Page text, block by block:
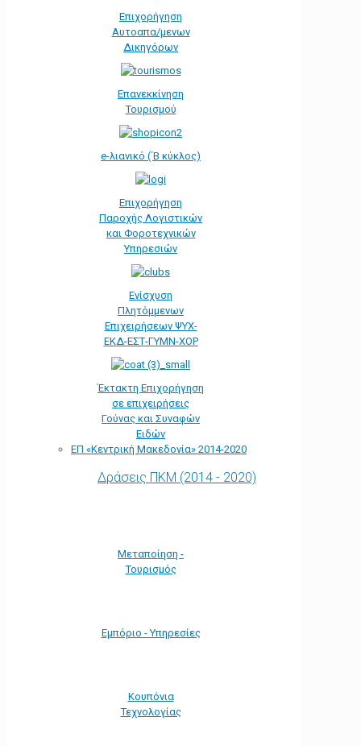
Επιχορήγηση
Αυτοαπα/μενων
Δικηγόρων
Επανεκκίνηση
Τουρισμού
e-λιανικό (΄Β κύκλος)
Επιχορήγηση
Παροχής Λογιστικών
και Φοροτεχνικών
Υπηρεσιών
Ενίσχυση
Πλητόμμενων
Επιχειρήσεων ΨΥΧ-
ΕΚΔ-ΕΣΤ-ΓΥΜΝ-ΧΟΡ
Έκτακτη Επιχορήγηση
σε επιχειρήσεις
Γούνας και Συναφών
Ειδών
ΕΠ «Kεντρική Μακεδονία» 2014-2020
Δράσεις ΠΚΜ (2014 - 2020)
Μεταποίηση -
Τουρισμός
Εμπόριο - Υπηρεσίες
Κουπόνια
Τεχνολογίας